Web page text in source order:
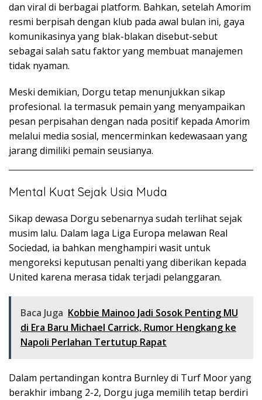
dan viral di berbagai platform. Bahkan, setelah Amorim
resmi berpisah dengan klub pada awal bulan ini, gaya
komunikasinya yang blak-blakan disebut-sebut
sebagai salah satu faktor yang membuat manajemen
tidak nyaman.
Meski demikian, Dorgu tetap menunjukkan sikap
profesional. Ia termasuk pemain yang menyampaikan
pesan perpisahan dengan nada positif kepada Amorim
melalui media sosial, mencerminkan kedewasaan yang
jarang dimiliki pemain seusianya.
Mental Kuat Sejak Usia Muda
Sikap dewasa Dorgu sebenarnya sudah terlihat sejak
musim lalu. Dalam laga Liga Europa melawan Real
Sociedad, ia bahkan menghampiri wasit untuk
mengoreksi keputusan penalti yang diberikan kepada
United karena merasa tidak terjadi pelanggaran.
Baca Juga Kobbie Mainoo Jadi Sosok Penting MU
di Era Baru Michael Carrick, Rumor Hengkang ke
Napoli Perlahan Tertutup Rapat
Dalam pertandingan kontra Burnley di Turf Moor yang
berakhir imbang 2-2, Dorgu juga memilih tetap berdiri